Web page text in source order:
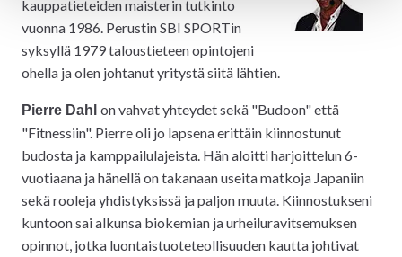
kauppatieteiden maisterin tutkinto
vuonna 1986. Perustin SBI SPORTin
syksyllä 1979 taloustieteen opintojeni
ohella ja olen johtanut yritystä siitä lähtien.
Pierre Dahl on vahvat yhteydet sekä "Budoon" että
"Fitnessiin". Pierre oli jo lapsena erittäin kiinnostunut
budosta ja kamppailulajeista. Hän aloitti harjoittelun 6-
vuotiaana ja hänellä on takanaan useita matkoja Japaniin
sekä rooleja yhdistyksissä ja paljon muuta. Kiinnostukseni
kuntoon sai alkunsa biokemian ja urheiluravitsemuksen
opinnot, jotka luontaistuoteteollisuuden kautta johtivat